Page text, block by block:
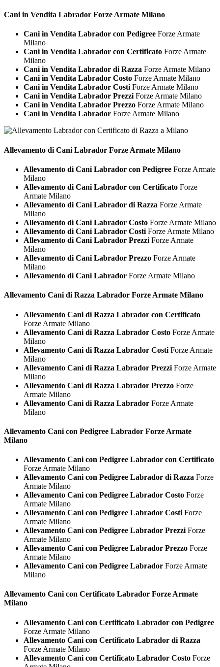
Cani in Vendita Labrador Forze Armate Milano
Cani in Vendita Labrador con Pedigree Forze Armate
Milano
Cani in Vendita Labrador con Certificato Forze Armate
Milano
Cani in Vendita Labrador di Razza Forze Armate Milano
Cani in Vendita Labrador Costo Forze Armate Milano
Cani in Vendita Labrador CostiForze Armate Milano
Cani in Vendita Labrador PrezziForze Armate Milano
Cani in Vendita Labrador Prezzo Forze Armate Milano
Cani in Vendita Labrador Forze Armate Milano
Allevamento di Cani Labrador Forze Armate Milano
Allevamento di Cani Labrador con Pedigree Forze Armate
Milano
Allevamento di Cani Labrador con Certificato Forze
Armate Milano
Allevamento di Cani Labrador di Razza Forze Armate
Milano
Allevamento di Cani Labrador Costo Forze Armate Milano
Allevamento di Cani Labrador Costi Forze Armate Milano
Allevamento di Cani Labrador Prezzi Forze Armate
Milano
Allevamento di Cani Labrador Prezzo Forze Armate
Milano
Allevamento di Cani Labrador Forze Armate Milano
Allevamento Cani di Razza Labrador Forze Armate Milano
Allevamento Cani di Razza Labrador con Certificato
Forze Armate Milano
Allevamento Cani di Razza Labrador Costo Forze Armate
Milano
Allevamento Cani di Razza Labrador Costi Forze Armate
Milano
Allevamento Cani di Razza Labrador Prezzi Forze Armate
Milano
Allevamento Cani di Razza Labrador Prezzo Forze
Armate Milano
Allevamento Cani di Razza Labrador Forze Armate
Milano
Allevamento Cani con Pedigree Labrador Forze Armate
Milano
Allevamento Cani con Pedigree Labrador con Certificato
Forze Armate Milano
Allevamento Cani con Pedigree Labrador di Razza Forze
Armate Milano
Allevamento Cani con Pedigree Labrador Costo Forze
Armate Milano
Allevamento Cani con Pedigree Labrador Costi Forze
Armate Milano
Allevamento Cani con Pedigree Labrador Prezzi Forze
Armate Milano
Allevamento Cani con Pedigree Labrador Prezzo Forze
Armate Milano
Allevamento Cani con Pedigree Labrador Forze Armate
Milano
Allevamento Cani con Certificato Labrador Forze Armate
Milano
Allevamento Cani con Certificato Labrador con Pedigree
Forze Armate Milano
Allevamento Cani con Certificato Labrador di Razza
Forze Armate Milano
Allevamento Cani con Certificato Labrador Costo Forze